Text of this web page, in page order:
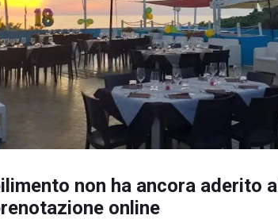
non ha ancora aderito al
online